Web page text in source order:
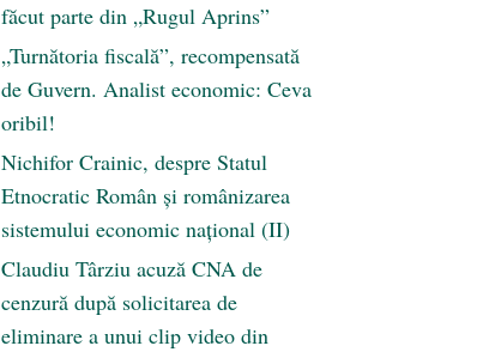
făcut parte din „Rugul Aprins”
„Turnătoria fiscală”, recompensată
de Guvern. Analist economic: Ceva
oribil!
Nichifor Crainic, despre Statul
Etnocratic Român şi românizarea
sistemului economic naţional (II)
Claudiu Târziu acuză CNA de
cenzură după solicitarea de
eliminare a unui clip video din